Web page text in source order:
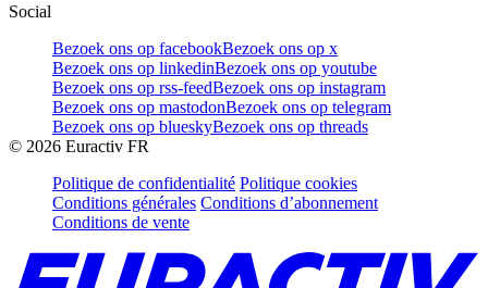
Social
Bezoek ons op facebookBezoek ons op x
Bezoek ons op linkedinBezoek ons op youtube
Bezoek ons op rss-feedBezoek ons op instagram
Bezoek ons op mastodonBezoek ons op telegram
Bezoek ons op blueskyBezoek ons op threads
© 2026 Euractiv FR
Politique de confidentialité Politique cookies
Conditions générales Conditions d’abonnement
Conditions de vente